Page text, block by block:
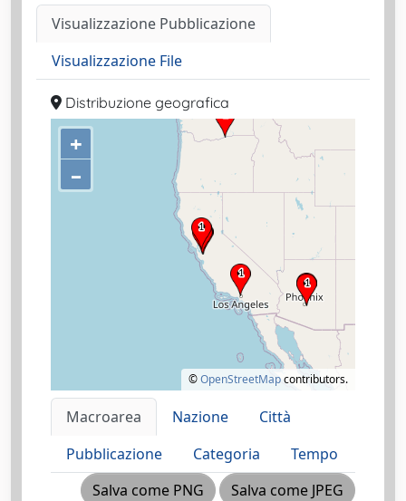
Visualizzazione Pubblicazione
Visualizzazione File
Distribuzione geografica
+
–
©OpenStreetMapcontributors.
Macroarea Nazione
Città
Pubblicazione
Categoria
Tempo
Salva come PNG
Salva come JPEG